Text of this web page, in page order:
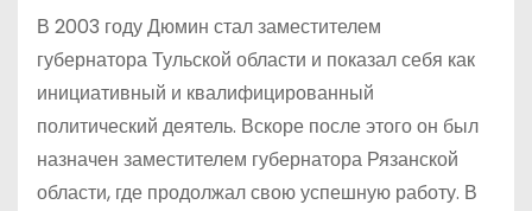
В 2003 году Дюмин стал заместителем
губернатора Тульской области и показал себя как
инициативный и квалифицированный
политический деятель. Вскоре после этого он был
назначен заместителем губернатора Рязанской
области, где продолжал свою успешную работу. В